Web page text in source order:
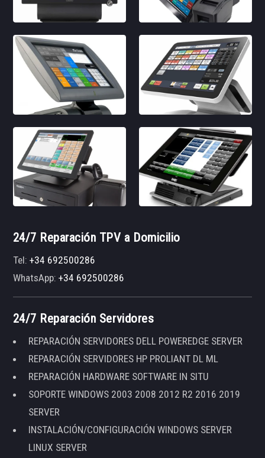
24/7 Reparación TPV a Domicilio
Tel:+34 692500286
WhatsApp:+34 692500286
24/7 Reparación Servidores
REPARACIÓN SERVIDORES DELL POWEREDGE SERVER
REPARACIÓN SERVIDORES HP PROLIANT DL ML
REPARACIÓN HARDWARE SOFTWARE IN SITU
SOPORTE WINDOWS 2003 2008 2012 R2 2016 2019
SERVER
INSTALACIÓN/CONFIGURACIÓN WINDOWS SERVER
LINUX SERVER